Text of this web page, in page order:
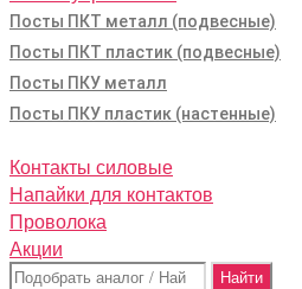
Посты ПКТ металл (подвесные)
Посты ПКТ пластик (подвесные)
Посты ПКУ металл
Посты ПКУ пластик (настенные)
Контакты силовые
Напайки для контактов
Проволока
Акции
Поиск: